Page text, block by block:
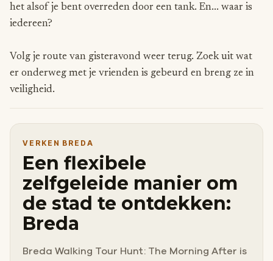
het alsof je bent overreden door een tank. En... waar is
iedereen?
Volg je route van gisteravond weer terug. Zoek uit wat
er onderweg met je vrienden is gebeurd en breng ze in
veiligheid.
VERKEN BREDA
Een flexibele
zelfgeleide manier om
de stad te ontdekken:
Breda
Breda Walking Tour Hunt: The Morning After is